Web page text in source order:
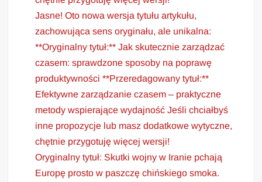
Jasne! Oto nowa wersja tytułu artykułu,
zachowująca sens oryginału, ale unikalna:
**Oryginalny tytuł:** Jak skutecznie zarządzać
czasem: sprawdzone sposoby na poprawę
produktywności **Przeredagowany tytuł:**
Efektywne zarządzanie czasem – praktyczne
metody wspierające wydajność Jeśli chciałbyś
inne propozycje lub masz dodatkowe wytyczne,
chętnie przygotuję więcej wersji!
Oryginalny tytuł: Skutki wojny w Iranie pchają
Europę prosto w paszczę chińskiego smoka.